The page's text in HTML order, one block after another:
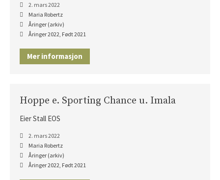
2. mars 2022
Maria Robertz
Åringer (arkiv)
Åringer 2022 Født 2021
Mer informasjon
Hoppe e. Sporting Chance u. Imala
Eier Stall EOS
2. mars 2022
Maria Robertz
Åringer (arkiv)
Åringer 2022 Født 2021